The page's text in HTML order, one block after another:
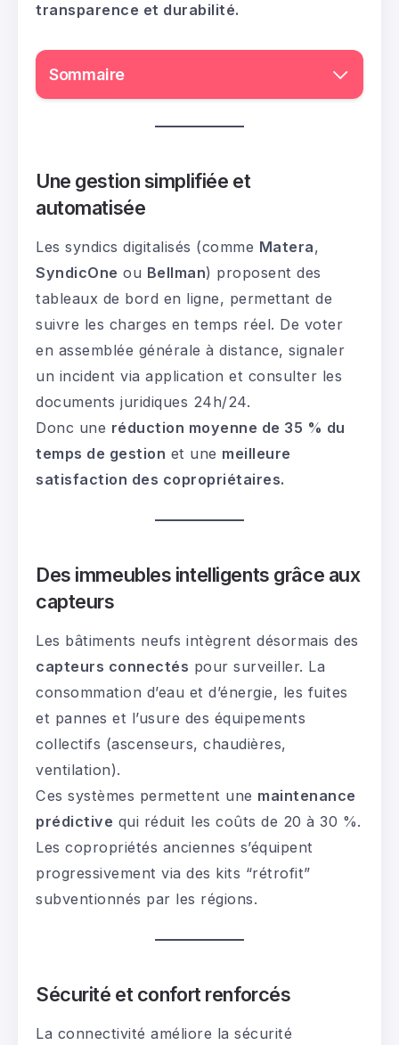
transparence et durabilité.
Sommaire
Une gestion simplifiée et
automatisée
Les syndics digitalisés (comme Matera,
SyndicOne ou Bellman) proposent des
tableaux de bord en ligne, permettant de
suivre les charges en temps réel. De voter
en assemblée générale à distance, signaler
un incident via application et consulter les
documents juridiques 24h/24.
Donc une réduction moyenne de 35 % du
temps de gestion et une meilleure
satisfaction des copropriétaires.
Des immeubles intelligents grâce aux
capteurs
Les bâtiments neufs intègrent désormais des
capteurs connectés pour surveiller. La
consommation d’eau et d’énergie, les fuites
et pannes et l’usure des équipements
collectifs (ascenseurs, chaudières,
ventilation).
Ces systèmes permettent une maintenance
prédictive qui réduit les coûts de 20 à 30 %.
Les copropriétés anciennes s’équipent
progressivement via des kits “rétrofit”
subventionnés par les régions.
Sécurité et confort renforcés
La connectivité améliore la sécurité